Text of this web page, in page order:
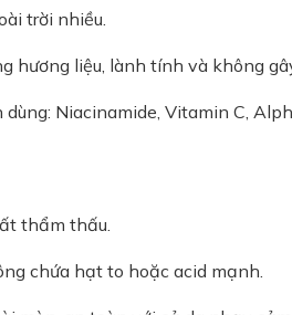
trời nhiều.
hương liệu, lành tính và không
Niacinamide, Vitamin C,
thẩm thấu.
chứa hạt to hoặc acid mạnh.